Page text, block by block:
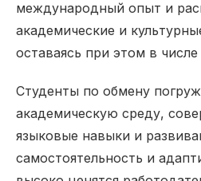
международный опыт и
академические и
оставаясь при этом в
Студенты по обмену
академическую среду,
языковые навыки и
самостоятельность и